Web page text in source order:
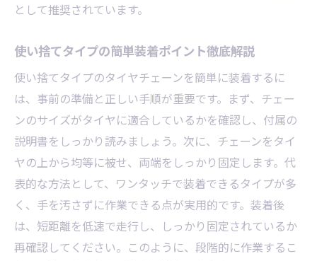
として推奨されています。
使い捨てタイプの簡単装着ポイント徹底解説
使い捨てタイプのタイヤチェーンを簡単に装着するに
は、事前の準備と正しい手順が重要です。まず、チェー
ンのサイズがタイヤに適合しているかを確認し、付属の
説明書をしっかり読みましょう。次に、チェーンをタイ
ヤの上から均等に被せ、両端をしっかり固定します。代
表的な方法として、ワンタッチで装着できるタイプが多
く、手を汚さずに作業できる点が実用的です。装着後
は、短距離を低速で走行し、しっかり固定されているか
再確認してください。このように、段階的に作業するこ